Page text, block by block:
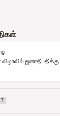
ஜனாதிபதிக்கு